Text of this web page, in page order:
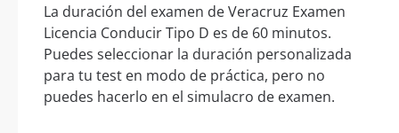
La duración del examen de Veracruz Examen
Licencia Conducir Tipo D es de 60 minutos.
Puedes seleccionar la duración personalizada
para tu test en modo de práctica, pero no
puedes hacerlo en el simulacro de examen.